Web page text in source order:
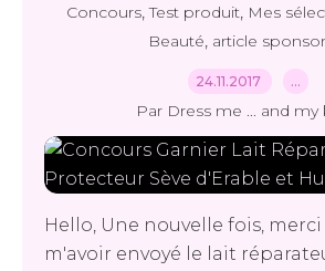
Concours,Test produit, Mes
Beauté, article
24.11.2017 …
Par Dress me ... and my
Hello, Une nouvelle fois,
m'avoir envoyé le lait